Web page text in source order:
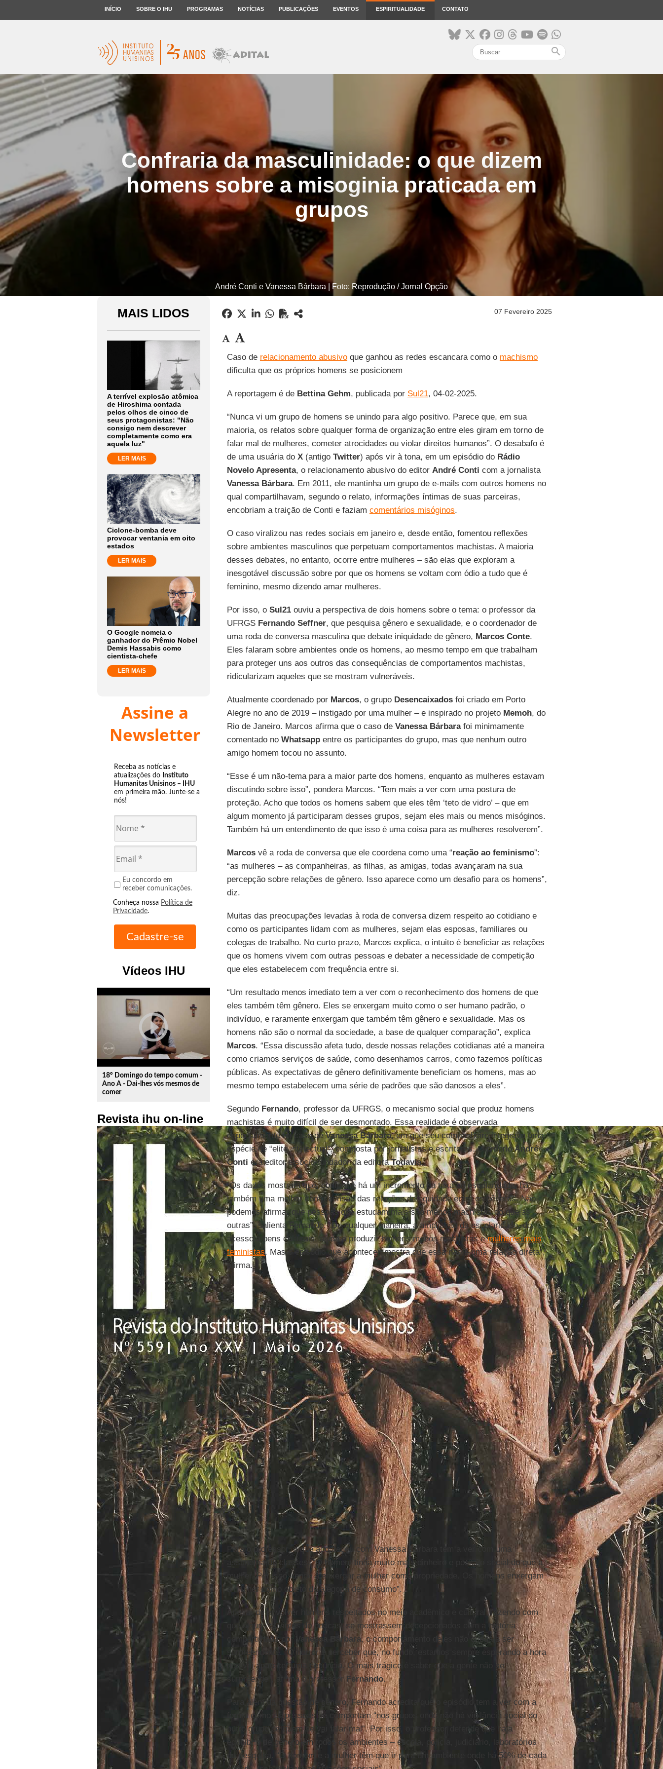
INÍCIO SOBRE O IHU PROGRAMAS NOTÍCIAS PUBLICAÇÕES EVENTOS ESPIRITUALIDADE CONTATO
search
Confraria da masculinidade: o que dizem
homens sobre a misoginia praticada em
grupos
André Conti e Vanessa Bárbara | Foto: Reprodução / Jornal Opção
MAIS LIDOS
A terrível explosão atômica
de Hiroshima contada
pelos olhos de cinco de
seus protagonistas: "Não
consigo nem descrever
completamente como era
aquela luz"
LER MAIS
Ciclone-bomba deve
provocar ventania em oito
estados
LER MAIS
O Google nomeia o
ganhador do Prêmio Nobel
Demis Hassabis como
cientista-chefe
LER MAIS
Assine a
Newsletter
Receba as notícias e
atualizações do Instituto
Humanitas Unisinos – IHU
em primeira mão. Junte-se a
nós!
Eu concordo em
receber comunicações.
Conheça nossa Política de
Privacidade.
Vídeos IHU
play_circle_outline
18º Domingo do tempo comum -
Ano A - Dai-lhes vós mesmos de
comer
Revista ihu on-line
07 Fevereiro 2025
Caso de relacionamento abusivoque ganhou as redes escancara como o machismo
dificulta que os próprios homens se posicionem
A reportagem é de Bettina Gehm, publicada por Sul21, 04-02-2025.
“Nunca vi um grupo de homens se unindo para algo positivo. Parece que, em sua
maioria, os relatos sobre qualquer forma de organização entre eles giram em torno de
falar mal de mulheres, cometer atrocidades ou violar direitos humanos”. O desabafo é
de uma usuária do X(antigo Twitter) após vir à tona, em um episódio do Rádio
Novelo Apresenta, o relacionamento abusivo do editor André Conti com a jornalista
Vanessa Bárbara. Em 2011, ele mantinha um grupo de e-mails com outros homens no
qual compartilhavam, segundo o relato, informações íntimas de suas parceiras,
encobriam a traição de Conti e faziam comentários misóginos.
O caso viralizou nas redes sociais em janeiro e, desde então, fomentou reflexões
sobre ambientes masculinos que perpetuam comportamentos machistas. A maioria
desses debates, no entanto, ocorre entre mulheres – são elas que exploram a
inesgotável discussão sobre por que os homens se voltam com ódio a tudo que é
feminino, mesmo dizendo amar mulheres.
Por isso, o Sul21ouviu a perspectiva de dois homens sobre o tema: o professor da
UFRGS Fernando Seffner, que pesquisa gênero e sexualidade, e o coordenador de
uma roda de conversa masculina que debate iniquidade de gênero, Marcos Conte.
Eles falaram sobre ambientes onde os homens, ao mesmo tempo em que trabalham
para proteger uns aos outros das consequências de comportamentos machistas,
ridicularizam aqueles que se mostram vulneráveis.
Atualmente coordenado por Marcos, o grupo Desencaixadosfoi criado em Porto
Alegre no ano de 2019 – instigado por uma mulher – e inspirado no projeto Memoh, do
Rio de Janeiro. Marcos afirma que o caso de Vanessa Bárbarafoi minimamente
comentado no Whatsappentre os participantes do grupo, mas que nenhum outro
amigo homem tocou no assunto.
“Esse é um não-tema para a maior parte dos homens, enquanto as mulheres estavam
discutindo sobre isso”, pondera Marcos. “Tem mais a ver com uma postura de
proteção. Acho que todos os homens sabem que eles têm ‘teto de vidro’ – que em
algum momento já participaram desses grupos, sejam eles mais ou menos misóginos.
Também há um entendimento de que isso é uma coisa para as mulheres resolverem”.
Marcosvê a roda de conversa que ele coordena como uma “reação ao feminismo”:
“as mulheres – as companheiras, as filhas, as amigas, todas avançaram na sua
percepção sobre relações de gênero. Isso aparece como um desafio para os homens”,
diz.
Muitas das preocupações levadas à roda de conversa dizem respeito ao cotidiano e
como os participantes lidam com as mulheres, sejam elas esposas, familiares ou
colegas de trabalho. No curto prazo, Marcos explica, o intuito é beneficiar as relações
que os homens vivem com outras pessoas e debater a necessidade de competição
que eles estabelecem com frequência entre si.
“Um resultado menos imediato tem a ver com o reconhecimento dos homens de que
eles também têm gênero. Eles se enxergam muito como o ser humano padrão, o
indivíduo, e raramente enxergam que também têm gênero e sexualidade. Mas os
homens não são o normal da sociedade, a base de qualquer comparação”, explica
Marcos. “Essa discussão afeta tudo, desde nossas relações cotidianas até a maneira
como criamos serviços de saúde, como desenhamos carros, como fazemos políticas
públicas. As expectativas de gênero definitivamente beneficiam os homens, mas ao
mesmo tempo estabelecem uma série de padrões que são danosos a eles”.
Segundo Fernando, professor da UFRGS, o mecanismo social que produz homens
machistas é muito difícil de ser desmontado. Essa realidade é observada
especialmente no caso deVanessa Bárbara, em que seu companheiro integrava uma
espécie de “elite intelectual”, composta por jornalistas e escritores. O próprioAndré
Conti era editor e sócio-fundador da editoraTodavia.
“Os dados mostram que, conforme há um incremento na taxa de escolaridade, há
também uma melhor compreensão das relações de equidade entre os gêneros. Não
podemos afirmar que pessoas que estudam mais são menos machistas do que as
outras”, salienta Fernando. “De qualquer maneira, a ampliação da escolaridade, do
acesso a bens culturais, ajuda a produzir homens menos machistas emulheres mais
feministas. Mas o episódio que aconteceu mostra que essa não é uma relação direta”,
afirma.
Para o professor, o que aconteceu com Vanessa Bárbara tem a ver com uma
assimetria de classes: “O homem tinha muito mais dinheiro e posição social do que a
mulher. Por isso, tende a enxergar a mulher como propriedade. Os homens enxergam
a mulher como objeto de alegoria de consumo”.
Apesar de envolver homens respeitados no meio acadêmico e cultural, fazendo com
que alguns ouvintes do podcast se mostrassem decepcionados com a história
compartilhada por
Vanessa Bárbara, o comportamento deles não chega a ser
surpreendente. “O horror é perceber que, no fundo, estamos sempre esperando a hora
que vai aparecer uma denúncia. O mais trágico é saber que a gente não se
surpreende”, afirma o professorFernando.
Para além da questão de gênero, Fernando acredita que o episódio tem a ver com a
forma como as pessoas se comportam “nos grupos onde não há vigilância social do
outro grupo de quem se vai falar mal”. Por isso, o professor defende que haja
equilíbrio de gênero em todos os ambientes – escola, polícia, judiciário, laboratórios
de pesquisa. “O homem e a mulher têm que ir para um ambiente onde há 50% de cada